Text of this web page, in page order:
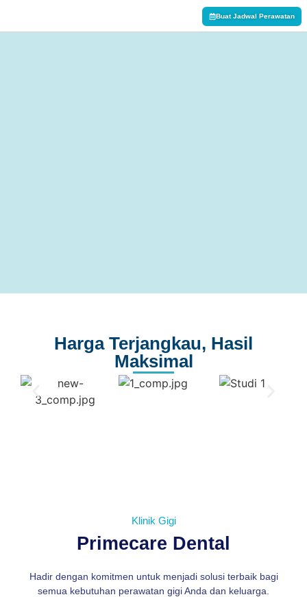
Buat Jadwal Perawatan
Harga Terjangkau, Hasil
Maksimal
Klinik Gigi
Primecare Dental
Hadir dengan komitmen untuk menjadi solusi terbaik bagi
semua kebutuhan perawatan gigi Anda dan keluarga.